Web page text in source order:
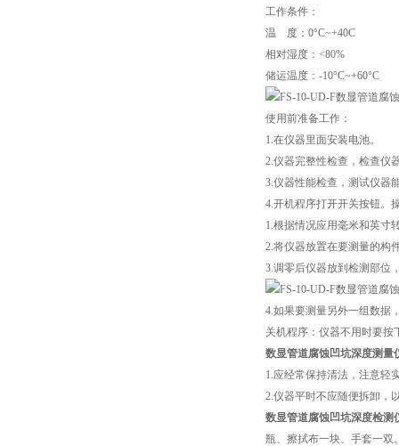
工作条件：
温 度：0°C~+40C
相对湿度：<80%
储运温度：-10°C~+60°C
使用前准备工作：
1.在仪器里面安装电池。
2.仪器完整性检查，检查仪
3.仪器性能检查，测试仪器
4.开机程序打开开关按钮。
1.根据情况应用毫米和英寸
2.将仪器放置在要测量的构
3.调零后仪器放到检测部位
4.如果要测量另外一组数据
关机程序：仪器不用时要按
数显管道腐蚀凹坑深度测量
1.应经常保持清法，注意轻
2.仪器平时不应随便拆卸，
数显管道腐蚀凹坑深度检测
瓶、擦拭布一块、手套一双